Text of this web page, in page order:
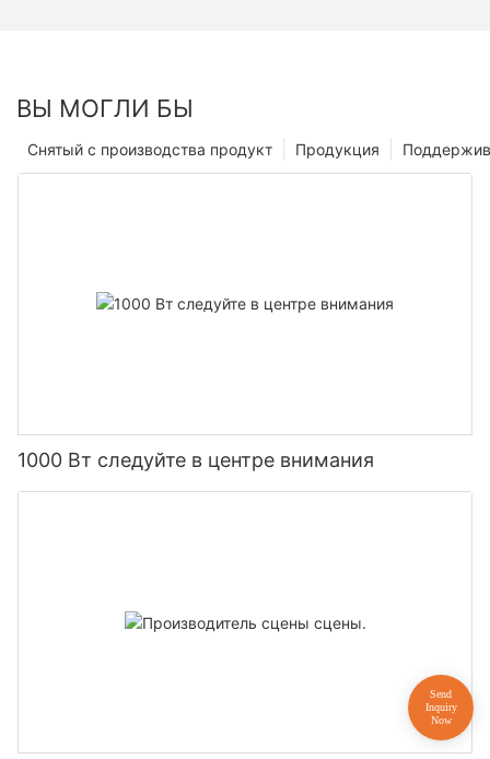
ВЫ МОГЛИ БЫ
Продукция
Снятый с производства продукт
1000 Вт следуйте в центре внимания